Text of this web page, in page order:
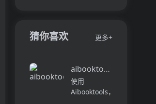
猜你喜欢 更多+
aibooktools
使用
Aibooktools，